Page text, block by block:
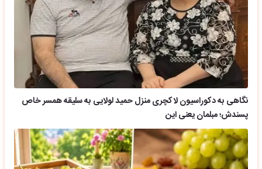
نگاهی به دکوراسیون لاکچری منزل حمید لولایی به سلیقه همسر خاص
پسندش؛ مبلمان یعنی این